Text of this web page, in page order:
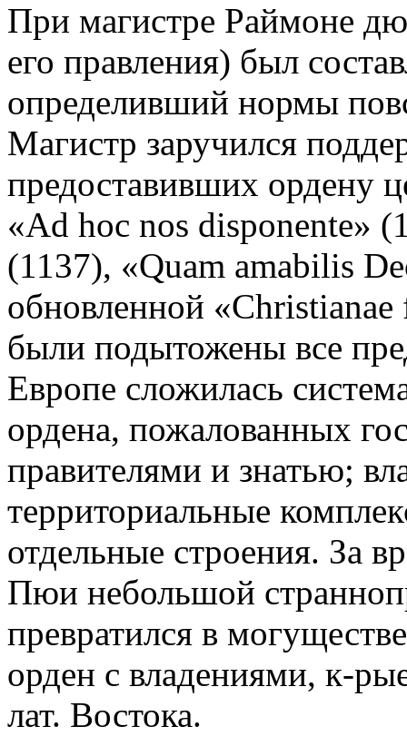
При магистре Раймоне
его правления) был
определивший нормы
Магистр заручился
предоставивших ордену
«Ad hoc nos disponente»
(1137), «Quam amabilis
обновленной
были подытожены все
Европе сложилась
ордена, пожалованных
правителями и знатью;
территориальные
отдельные строения. За
Пюи небольшой
превратился в
орден с владениями, к-
лат. Востока.